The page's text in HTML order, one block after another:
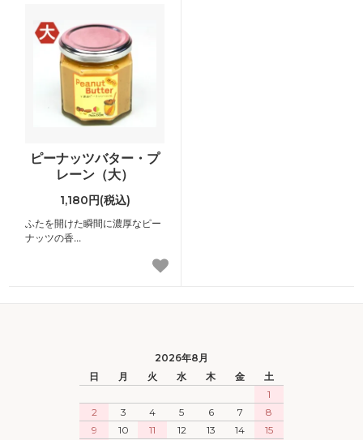
ピーナッツバター・プ
レーン（大）
1,180円(税込)
ふたを開けた瞬間に濃厚なピー
ナッツの香...
2026年8月
日
月 火 水 木 金
土
1
2
3 4 5 6 7
8
9
10 11 12 13 14
15